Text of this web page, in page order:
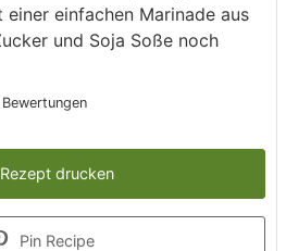
einfachen Marinade aus
und Soja Soße noch
Bewertungen
Rezept drucken
Pin Recipe